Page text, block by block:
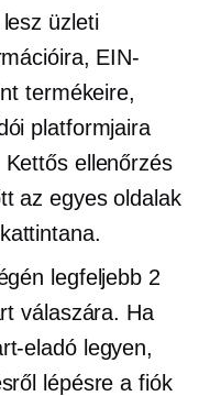
üzleti
EIN-
termékeire,
platformjaira
Kettős ellenőrzés
az egyes oldalak
legfeljebb 2
válaszára. Ha
eladó legyen,
lépésre a fiók